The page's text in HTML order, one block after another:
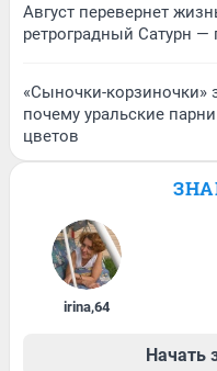
Август перевернет
ретроградный Сатурн —
«Сыночки-корзиночки»
почему уральские
цветов
irina,64
Начать